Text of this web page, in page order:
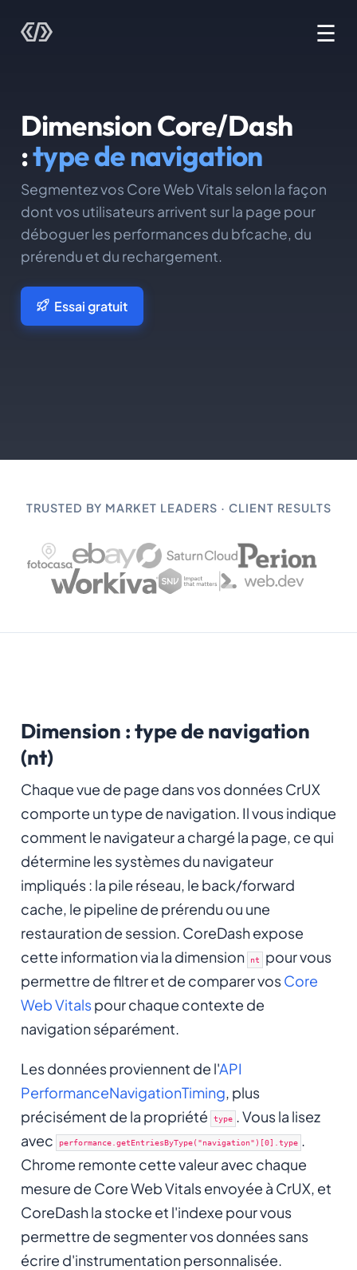
☰
Dimension Core/Dash
:type de navigation
Segmentez vos Core Web Vitals selon la façon
dont vos utilisateurs arrivent sur la page pour
déboguer les performances du bfcache, du
prérendu et du rechargement.
Essai gratuit
TRUSTED BY MARKET LEADERS · CLIENT RESULTS
Dimension : type de navigation
(nt)
Chaque vue de page dans vos données CrUX
comporte un type de navigation. Il vous indique
comment le navigateur a chargé la page, ce qui
détermine les systèmes du navigateur
impliqués : la pile réseau, le back/forward
cache, le pipeline de prérendu ou une
restauration de session. CoreDash expose
cette information via la dimension
nt pour vous
permettre de filtrer et de comparer vosCore
Web Vitalspour chaque contexte de
navigation séparément.
Les données proviennent de l'API
PerformanceNavigationTiming , plus
précisément de la propriété
type . Vous la lisez
avec
performance.getEntriesByType("navigation")[0].type .
Chrome remonte cette valeur avec chaque
mesure de Core Web Vitals envoyée à CrUX, et
CoreDash la stocke et l'indexe pour vous
permettre de segmenter vos données sans
écrire d'instrumentation personnalisée.